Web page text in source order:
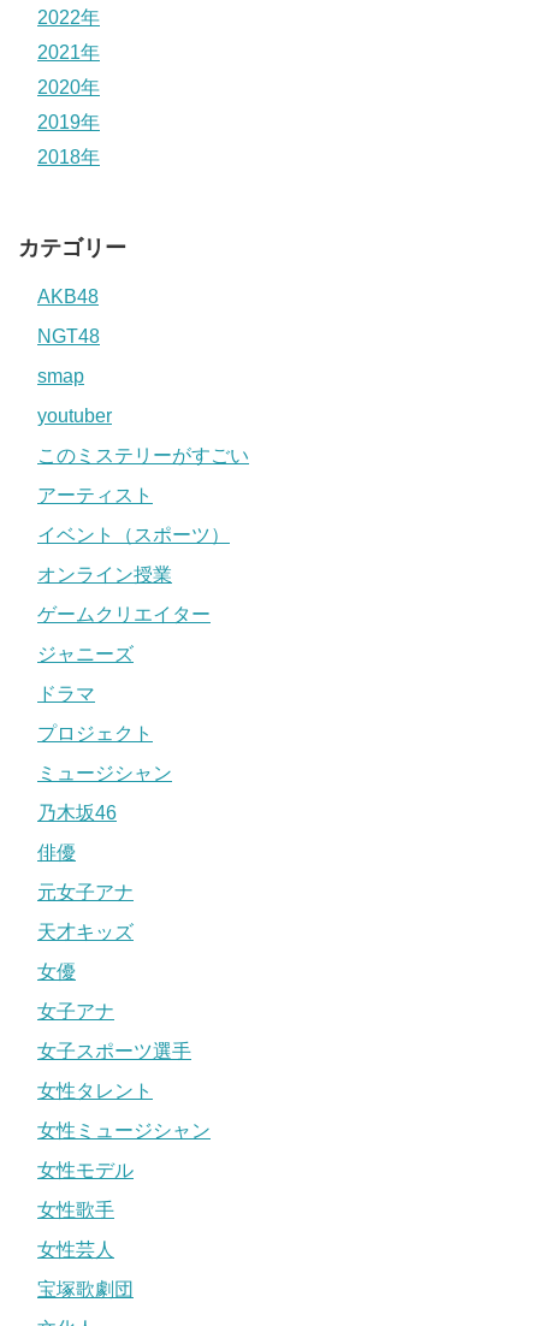
2022年
2021年
2020年
2019年
2018年
カテゴリー
AKB48
NGT48
smap
youtuber
このミステリーがすごい
アーティスト
イベント（スポーツ）
オンライン授業
ゲームクリエイター
ジャニーズ
ドラマ
プロジェクト
ミュージシャン
乃木坂46
俳優
元女子アナ
天才キッズ
女優
女子アナ
女子スポーツ選手
女性タレント
女性ミュージシャン
女性モデル
女性歌手
女性芸人
宝塚歌劇団